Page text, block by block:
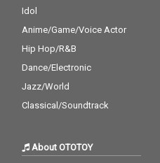
Idol
Anime/Game/Voice Actor
Hip Hop/R&B
Dance/Electronic
Jazz/World
Classical/Soundtrack
About OTOTOY